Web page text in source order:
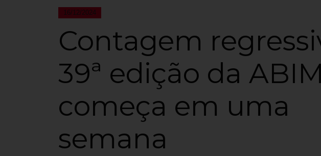
16/12/2024
Contagem
39ª edição da
começa em uma
semana